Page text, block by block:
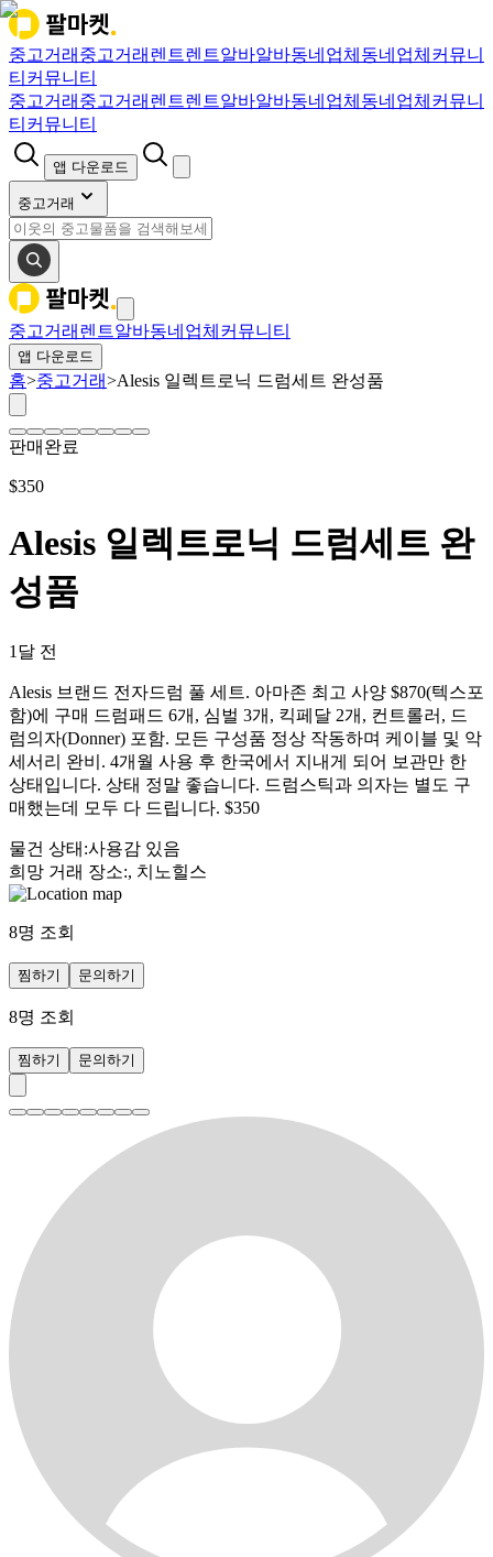
중고거래 중고거래 렌트렌트알바알바동네업체 동네업체 커뮤니
티 커뮤니티
중고거래 중고거래 렌트렌트알바알바동네업체 동네업체 커뮤니
티 커뮤니티
앱 다운로드
중고거래
중고거래 렌트알바동네업체 커뮤니티
앱 다운로드
홈>중고거래>Alesis 일렉트로닉 드럼세트 완성품
판매완료
$350
Alesis 일렉트로닉 드럼세트 완
성품
1달 전
Alesis 브랜드 전자드럼 풀 세트. 아마존 최고 사양 $870(텍스포
함)에 구매 드럼패드 6개, 심벌 3개, 킥페달 2개, 컨트롤러, 드
럼의자(Donner) 포함. 모든 구성품 정상 작동하며 케이블 및 악
세서리 완비. 4개월 사용 후 한국에서 지내게 되어 보관만 한
상태입니다. 상태 정말 좋습니다. 드럼스틱과 의자는 별도 구
매했는데 모두 다 드립니다. $350
물건 상태 :사용감 있음
희망 거래 장소:, 치노힐스
8명 조회
찜하기 문의하기
8명 조회
찜하기 문의하기